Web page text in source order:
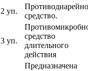
2 уп.
средство.
3 уп.
средство
длительного
действия
Предназначена